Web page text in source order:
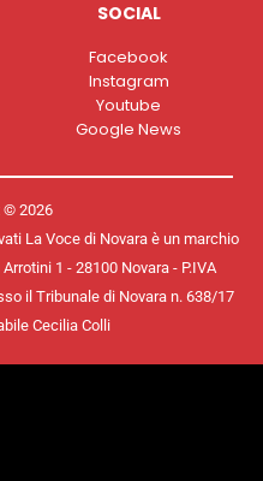
SOCIAL
Facebook
Instagram
Youtube
Google News
© 2026
La Voce di Novara è un marchio
1 - 28100 Novara - P.IVA
il Tribunale di Novara n. 638/17
Cecilia Colli